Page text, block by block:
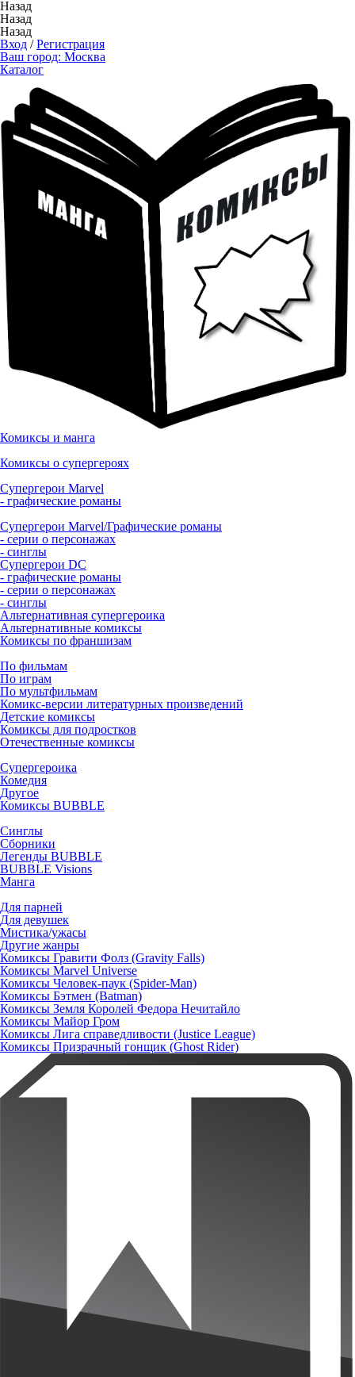
Назад
Назад
Назад
Вход /Регистрация
Ваш город: Москва
Каталог
Комиксы и манга
Комиксы о супергероях
Супергерои Marvel
- графические романы
Супергерои Marvel/Графические романы
- серии о персонажах
- синглы
Супергерои DC
- графические романы
- серии о персонажах
- синглы
Альтернативная супергероика
Альтернативные комиксы
Комиксы по франшизам
По фильмам
По играм
По мультфильмам
Комикс-версии литературных произведений
Детские комиксы
Комиксы для подростков
Отечественные комиксы
Супергероика
Комедия
Другое
Комиксы BUBBLE
Синглы
Сборники
Легенды BUBBLE
BUBBLE Visions
Манга
Для парней
Для девушек
Мистика/ужасы
Другие жанры
Комиксы Гравити Фолз (Gravity Falls)
Комиксы Marvel Universe
Комиксы Человек-паук (Spider-Man)
Комиксы Бэтмен (Batman)
Комиксы Земля Королей Федора Нечитайло
Комиксы Майор Гром
Комиксы Лига справедливости (Justice League)
Комиксы Призрачный гонщик (Ghost Rider)